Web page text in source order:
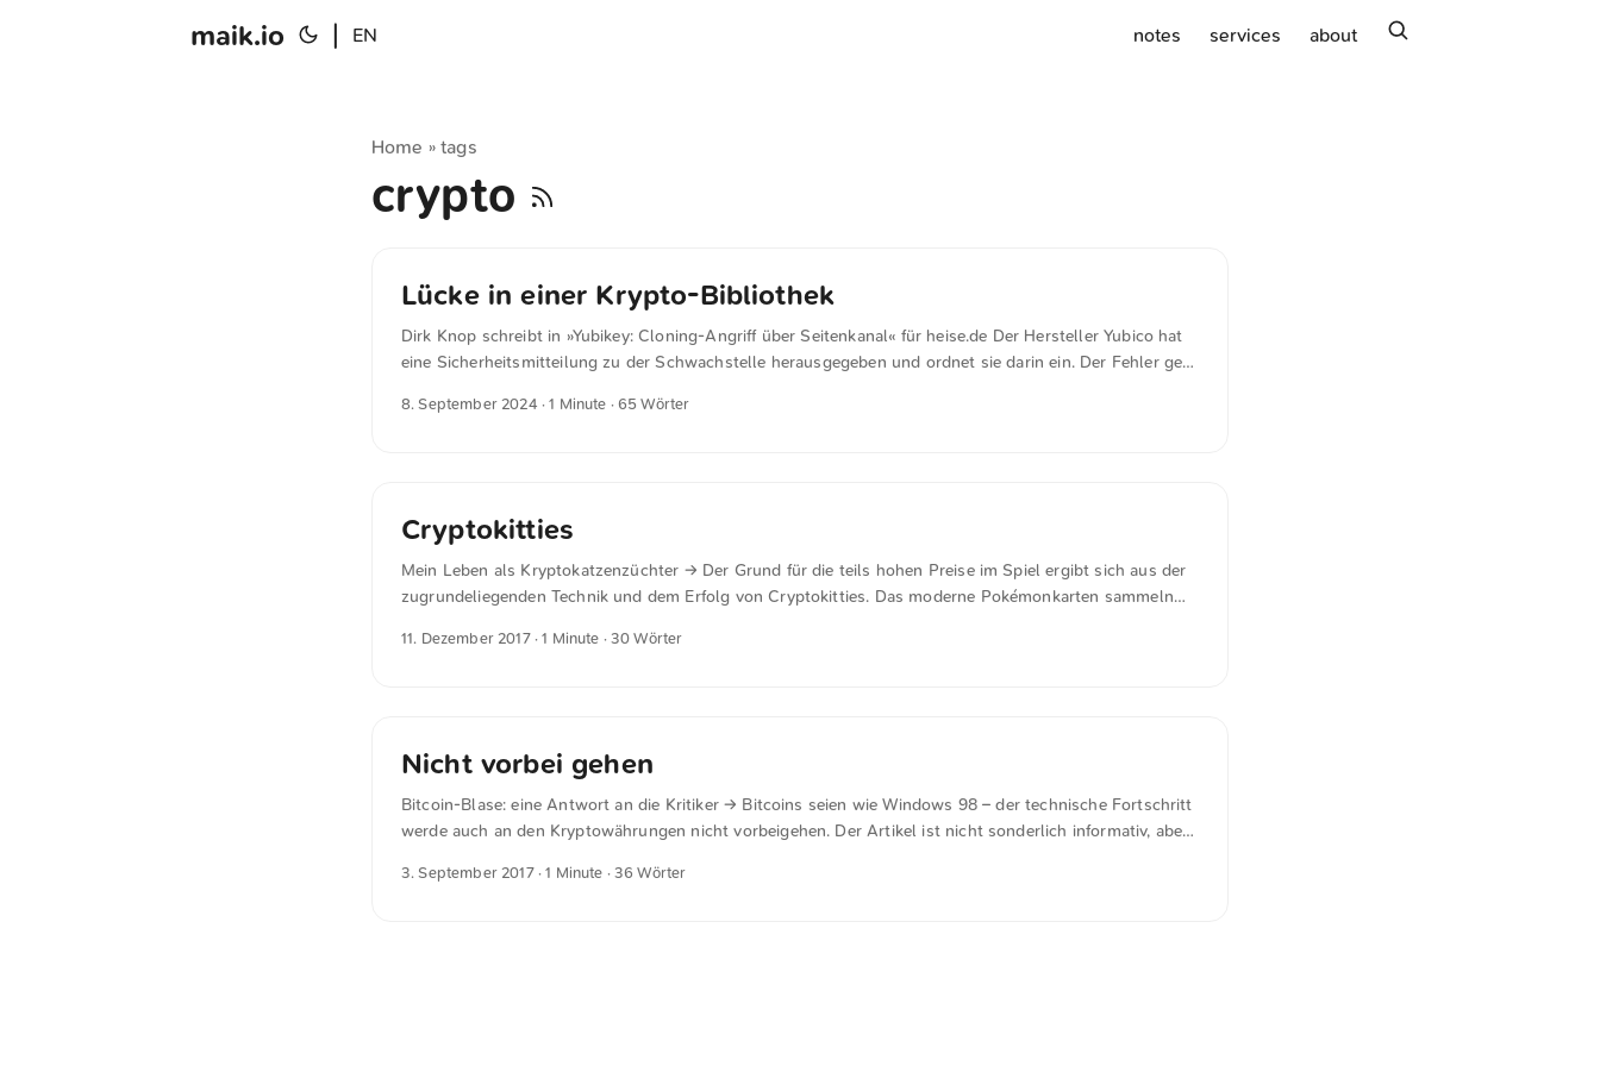
maik.io EN notes services about
Home »tags
crypto
Lücke in einer Krypto-Bibliothek
Dirk Knop schreibt in »Yubikey: Cloning-Angriff über Seitenkanal« für heise.de Der Hersteller Yubico hat
eine Sicherheitsmitteilung zu der Schwachstelle herausgegeben und ordnet sie darin ein. Der Fehler geht
Versionen einsetzt. “Angreifer können das Problem ausnutzen als Teil eines fortschrittlichen und
8. September 2024 · 1 Minute · 65 Wörter
Cryptokitties
Mein Leben als Kryptokatzenzüchter → Der Grund für die teils hohen Preise im Spiel ergibt sich aus der
zugrundeliegenden Technik und dem Erfolg von Cryptokitties. Das moderne Pokémonkarten sammeln
11. Dezember 2017· 1 Minute · 30 Wörter
Nicht vorbei gehen
Bitcoin-Blase: eine Antwort an die Kritiker → Bitcoins seien wie Windows 98 – der technische Fortschritt
werde auch an den Kryptowährungen nicht vorbeigehen. Der Artikel ist nicht sonderlich informativ, aber
3. September 2017· 1 Minute · 36 Wörter